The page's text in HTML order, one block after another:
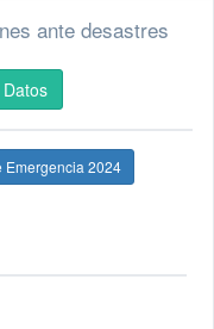
ante desastres
Emergencia 2024